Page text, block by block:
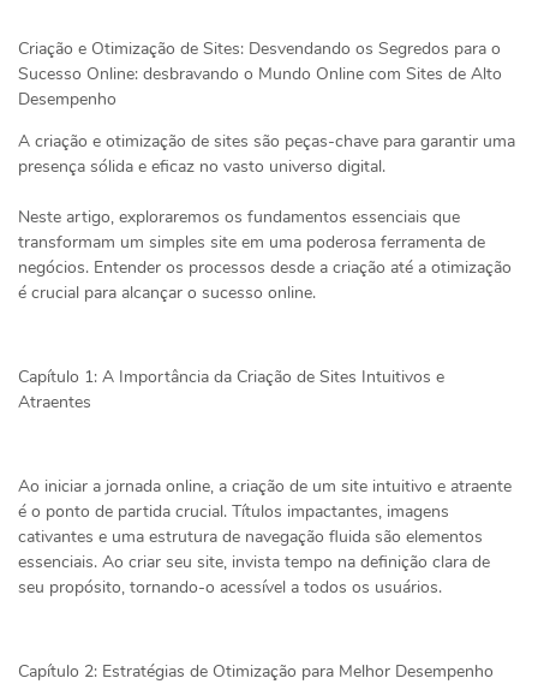
Criação e Otimização de Sites: Desvendando os Segredos para o
Sucesso Online: desbravando o Mundo Online com Sites de Alto
Desempenho
A criação e otimização de sites são peças-chave para garantir uma
presença sólida e eficaz no vasto universo digital.
Neste artigo, exploraremos os fundamentos essenciais que
transformam um simples site em uma poderosa ferramenta de
negócios. Entender os processos desde a criação até a otimização
é crucial para alcançar o sucesso online.
Capítulo 1: A Importância da Criação de Sites Intuitivos e
Atraentes
Ao iniciar a jornada online, a criação de um site intuitivo e atraente
é o ponto de partida crucial. Títulos impactantes, imagens
cativantes e uma estrutura de navegação fluida são elementos
essenciais. Ao criar seu site, invista tempo na definição clara de
seu propósito, tornando-o acessível a todos os usuários.
Capítulo 2: Estratégias de Otimização para Melhor Desempenho